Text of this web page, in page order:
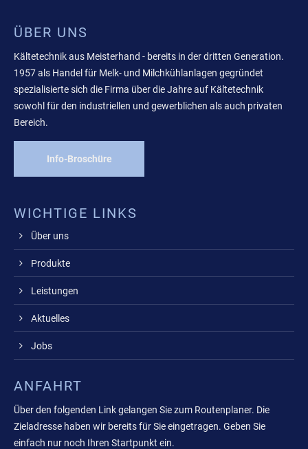
ÜBER UNS
Kältetechnik aus Meisterhand - bereits in der dritten Generation.
1957 als Handel für Melk- und Milchkühlanlagen gegründet
spezialisierte sich die Firma über die Jahre auf Kältetechnik
sowohl für den industriellen und gewerblichen als auch privaten
Bereich.
Info-Broschüre
WICHTIGE LINKS
Über uns
Produkte
Leistungen
Aktuelles
Jobs
ANFAHRT
Über den folgenden Link gelangen Sie zum Routenplaner. Die
Zieladresse haben wir bereits für Sie eingetragen. Geben Sie
einfach nur noch Ihren Startpunkt ein.